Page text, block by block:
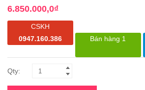
6.850.000,0₫
CSKH
0947.160.386
Bán hàng 1